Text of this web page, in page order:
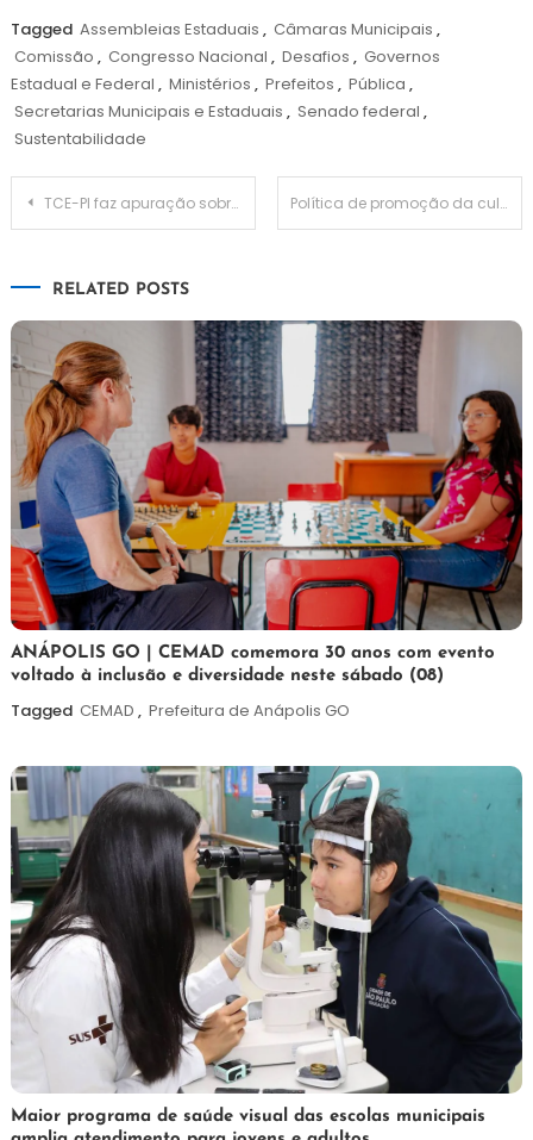
Tagged Assembleias Estaduais , Câmaras Municipais ,
Comissão , Congresso Nacional , Desafios , Governos
Estadual e Federal , Ministérios , Prefeitos , Pública ,
Secretarias Municipais e Estaduais , Senado federal ,
Sustentabilidade
Navegação
TCE-PI faz apuração sobre a regulamentação de benefícios eventuais nos municípios Política de promoção da cultura de paz nas escolas é explorada por CE
RELATED POSTS
7
de
agosto
Maurilio
ANÁPOLIS GO | CEMAD comemora 30 anos com evento
voltado à inclusão e diversidade neste sábado (08)
Tagged CEMAD , Prefeitura de Anápolis GO
7
Maurilio
Maior programa de saúde visual das escolas municipais